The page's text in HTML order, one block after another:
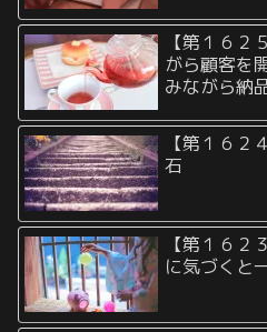
【第１６２
がら顧客を
みながら納
【第１６
石
【第１６２
に気づくと